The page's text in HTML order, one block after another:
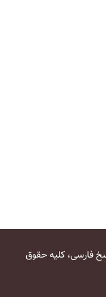
و پاسخ فارسی، کلیه حقوق